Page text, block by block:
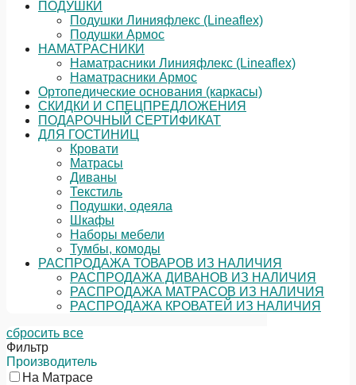
ПОДУШКИ
Подушки Линияфлекс (Lineaflex)
Подушки Армос
НАМАТРАСНИКИ
Наматрасники Линияфлекс (Lineaflex)
Наматрасники Армос
Ортопедические основания (каркасы)
СКИДКИ И СПЕЦПРЕДЛОЖЕНИЯ
ПОДАРОЧНЫЙ СЕРТИФИКАТ
ДЛЯ ГОСТИНИЦ
Кровати
Матрасы
Диваны
Текстиль
Подушки, одеяла
Шкафы
Наборы мебели
Тумбы, комоды
РАСПРОДАЖА ТОВАРОВ ИЗ НАЛИЧИЯ
РАСПРОДАЖА ДИВАНОВ ИЗ НАЛИЧИЯ
РАСПРОДАЖА МАТРАСОВ ИЗ НАЛИЧИЯ
РАСПРОДАЖА КРОВАТЕЙ ИЗ НАЛИЧИЯ
сбросить все
Фильтр
Производитель
На Матрасе